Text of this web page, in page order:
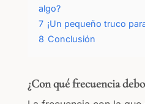
algo?
7 ¡Un pequeño truco
8 Conclusión
¿Con qué frecuencia